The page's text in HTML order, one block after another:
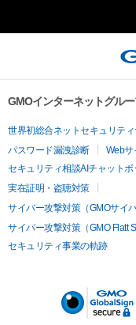
GMOインターネットグル
世界初総合ネットセキュリテ
パスワード漏洩診断
Webサ
セキュリティ相談AIチャットボ
実在証明・盗聴対策
サイバー攻撃対策（GMOサイ
サイバー攻撃対策（GMO Flatt
セキュリティ事業の軌跡